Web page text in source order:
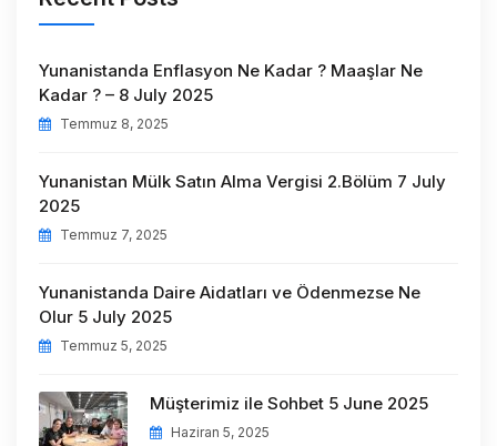
Yunanistanda Enflasyon Ne Kadar ? Maaşlar Ne
Kadar ? – 8 July 2025
Temmuz 8, 2025
Yunanistan Mülk Satın Alma Vergisi 2.Bölüm 7 July
2025
Temmuz 7, 2025
Yunanistanda Daire Aidatları ve Ödenmezse Ne
Olur 5 July 2025
Temmuz 5, 2025
Müşterimiz ile Sohbet 5 June 2025
Haziran 5, 2025